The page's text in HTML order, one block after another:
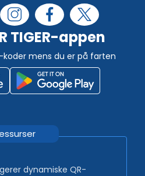
TIGER-appen
mens du er på farten
dynamiske QR-